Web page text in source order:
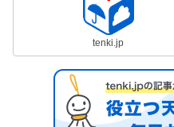
tenki.jp